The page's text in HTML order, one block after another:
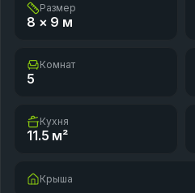
Размер
8 × 9 м
Комнат
5
Кухня
11.5 м²
Крыша